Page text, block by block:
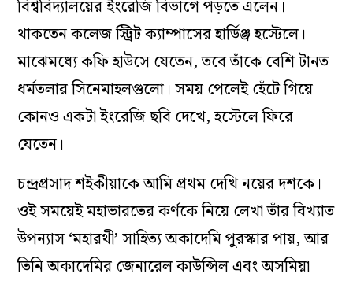
বিশ্ববিদ্যালয়ের ইংরেজি বিভাগে পড়তে এলেন।
থাকতেন কলেজ স্ট্রিট ক্যাম্পাসের হার্ডিঞ্জ হস্টেলে।
মাঝেমধ্যে কফি হাউসে যেতেন, তবে তাঁকে বেশি টানত
ধর্মতলার সিনেমাহলগুলো। সময় পেলেই হেঁটে গিয়ে
কোনও একটা ইংরেজি ছবি দেখে, হস্টেলে ফিরে
যেতেন।
চন্দ্রপ্রসাদ শইকীয়াকে আমি প্রথম দেখি নয়ের দশকে।
ওই সময়েই মহাভারতের কর্ণকে নিয়ে লেখা তাঁর বিখ্যাত
উপন্যাস ‘মহারথী’ সাহিত্য অকাদেমি পুরস্কার পায়, আর
তিনি অকাদেমির জেনারেল কাউন্সিল এবং অসমিয়া